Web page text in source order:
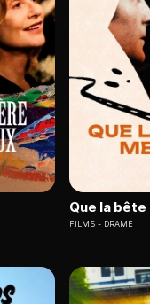
Que la
FILMS DRAME